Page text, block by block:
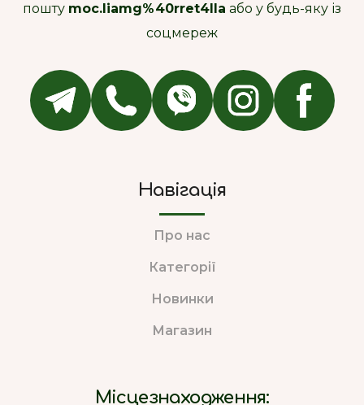
пошту moc.liamg%40rret4lla або у будь-яку із
соцмереж
Навігація
Про нас
Категорії
Новинки
Магазин
Місцезнаходження: